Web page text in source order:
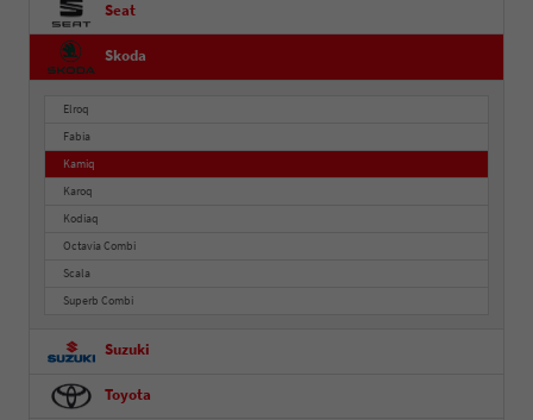
Seat
Skoda
Elroq
Fabia
Kamiq
Karoq
Kodiaq
Octavia Combi
Scala
Superb Combi
Suzuki
Toyota